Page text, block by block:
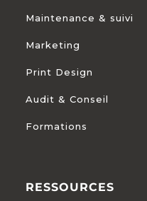
Maintenance & suivi
Marketing
Print Design
Audit & Conseil
Formations
RESSOURCES